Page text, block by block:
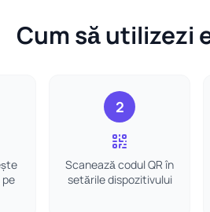
Cum să utilizezi
2
Scanează codul QR în
setările dispozitivului